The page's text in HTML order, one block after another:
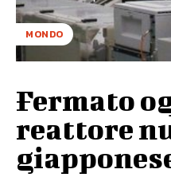
MONDO
Fermato
reattore